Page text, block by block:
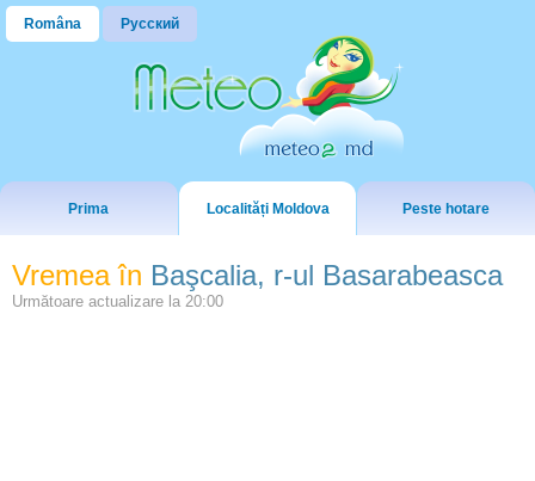
Româna Русский
Prima Localități Moldova Peste hotare
Vremea în Başcalia, r-ul Basarabeasca
Următoare actualizare la 20:00